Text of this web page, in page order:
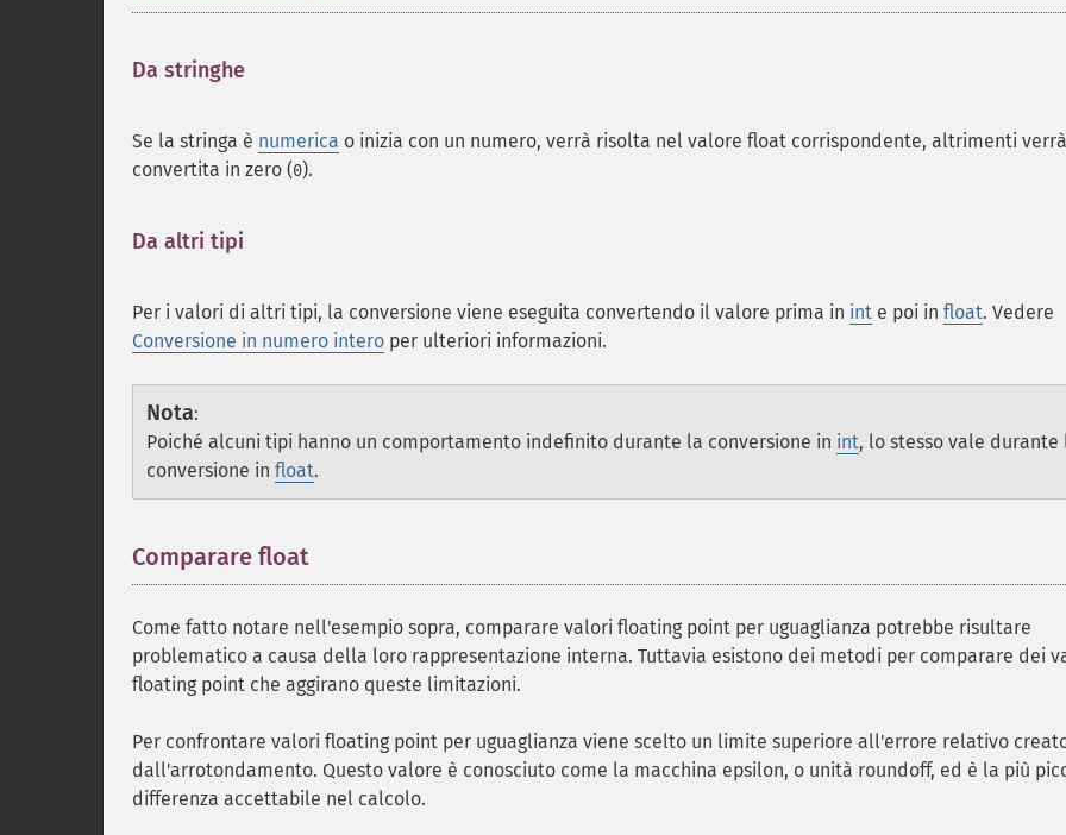
Da stringhe
Se la stringa è numerica o inizia con un numero, verrà risolta nel valore float corrispondente, altrimenti verrà
convertita in zero (0).
Da altri tipi
Per i valori di altri tipi, la conversione viene eseguita convertendo il valore prima in int e poi in float. Vedere
Conversione in numero intero per ulteriori informazioni.
Nota:
Poiché alcuni tipi hanno un comportamento indefinito durante la conversione in int, lo stesso vale durante
conversione in float.
Comparare float
Come fatto notare nell'esempio sopra, comparare valori floating point per uguaglianza potrebbe risultare
problematico a causa della loro rappresentazione interna. Tuttavia esistono dei metodi per comparare dei
floating point che aggirano queste limitazioni.
Per confrontare valori floating point per uguaglianza viene scelto un limite superiore all'errore relativo
dall'arrotondamento. Questo valore è conosciuto come la macchina epsilon, o unità roundoff, ed è la più
differenza accettabile nel calcolo.